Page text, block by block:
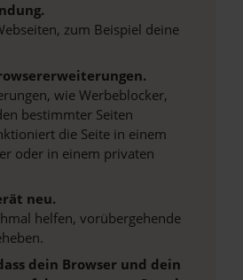
zum Beispiel deine
wie Werbeblocker,
bestimmter Seiten
die Seite in einem
oder in einem privaten
neu.
helfen, vorübergehende
dein Browser und dein